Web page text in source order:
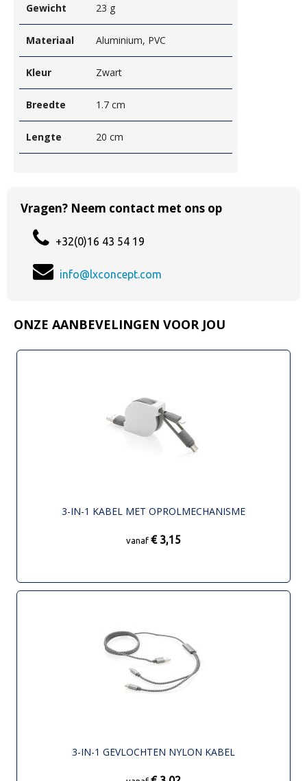
Gewicht 23 g
Materiaal Aluminium, PVC
Kleur Zwart
Breedte 1.7 cm
Lengte 20 cm
Vragen? Neem contact met ons op
+32(0)16 43 54 19
info@lxconcept.com
ONZE AANBEVELINGEN VOOR JOU
3-IN-1 KABEL MET OPROLMECHANISME
vanaf € 3,15
3-IN-1 GEVLOCHTEN NYLON KABEL